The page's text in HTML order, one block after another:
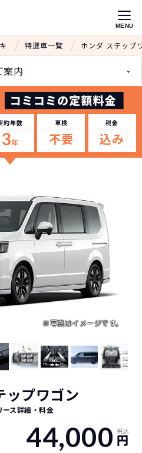
MENU
特選車一覧 ホンダ ステップ
内
約年数
3年
車検
不要
税金
込み
ップワゴン
ス詳細 ・料金
44,000 税込
円